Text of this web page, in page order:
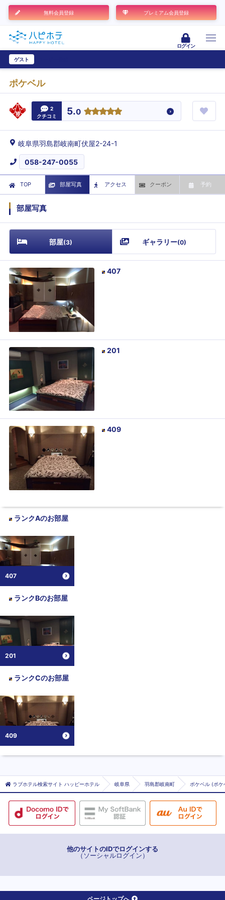
無料会員登録 プレミアム会員登録
ログイン
ゲスト
ポケベル
2
クチコミ
5.0
岐阜県羽島郡岐南町伏屋2-24-1
058-247-0055
TOP 部屋写真 アクセス クーポン 予約
部屋写真
部屋(3) ギャラリー(0)
407
201
409
ランクAのお部屋
407
ランクBのお部屋
201
ランクCのお部屋
409
ラブホテル検索サイト ハッピーホテル 岐阜県 羽島郡岐南町 ポケベル (ポケ
他のサイトのIDでログインする
（ソーシャルログイン）